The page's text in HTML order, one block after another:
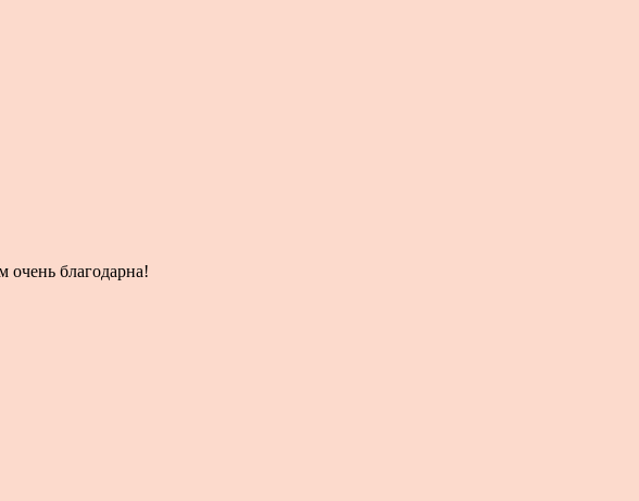
очень благодарна!